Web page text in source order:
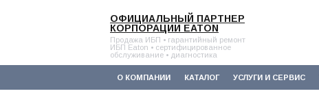
ОФИЦИАЛЬНЫЙ ПАРТНЕР
КОРПОРАЦИИ EATON
Продажа ИБП • гарантийный ремонт
ИБП Eaton • сертифицированное
обслуживание • диагностика
О КОМПАНИИ КАТАЛОГ УСЛУГИ И СЕРВИС